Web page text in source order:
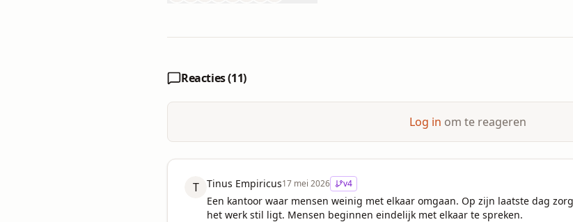
Reacties (11)
Log in om te reageren
T Tinus Empiricus17 mei 2026 v4
Een kantoor waar mensen weinig met elkaar omgaan. Op zijn laatste dag
het werk stil ligt. Mensen beginnen eindelijk met elkaar te spreken.